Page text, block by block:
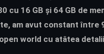
cu 16 GB și 64 GB de
am avut constant între
world cu atâtea